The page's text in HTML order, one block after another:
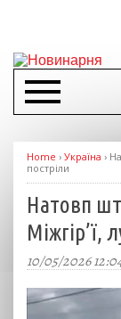
Home › Україна ›
постріли
Натовп
Міжгір’ї,
10/05/2026